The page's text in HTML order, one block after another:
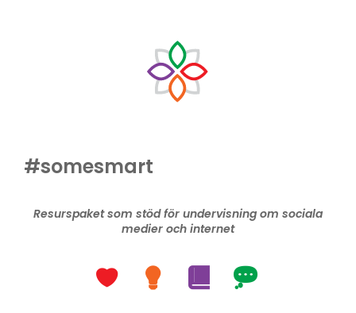
#somesmart
Resurspaket som stöd för undervisning om sociala
medier och internet